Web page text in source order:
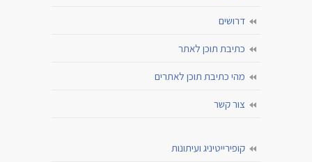
דרושים
כתיבת תוכן לאתר
מהי כתיבת תוכן לאתרים
צור קשר
קופירייטיניג ועיתונות